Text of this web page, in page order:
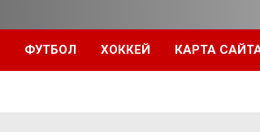
ФУТБОЛ ХОККЕЙ КАРТА